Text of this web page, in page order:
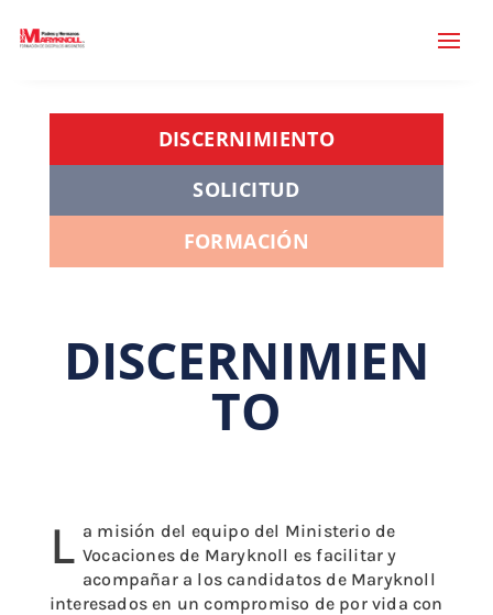
DISCERNIMIENTO
SOLICITUD
FORMACIÓN
DISCERNIMIEN
TO
L a misión del equipo del Ministerio de
Vocaciones de Maryknoll es facilitar y
acompañar a los candidatos de Maryknoll
interesados ​​en un compromiso de por vida con